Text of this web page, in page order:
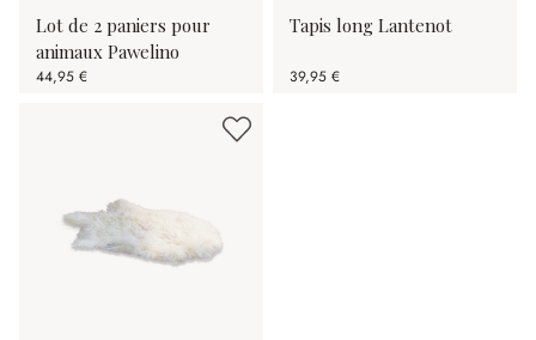
Lot de 2 paniers pour
animaux Pawelino
44,95 €
Tapis long Lantenot
39,95 €